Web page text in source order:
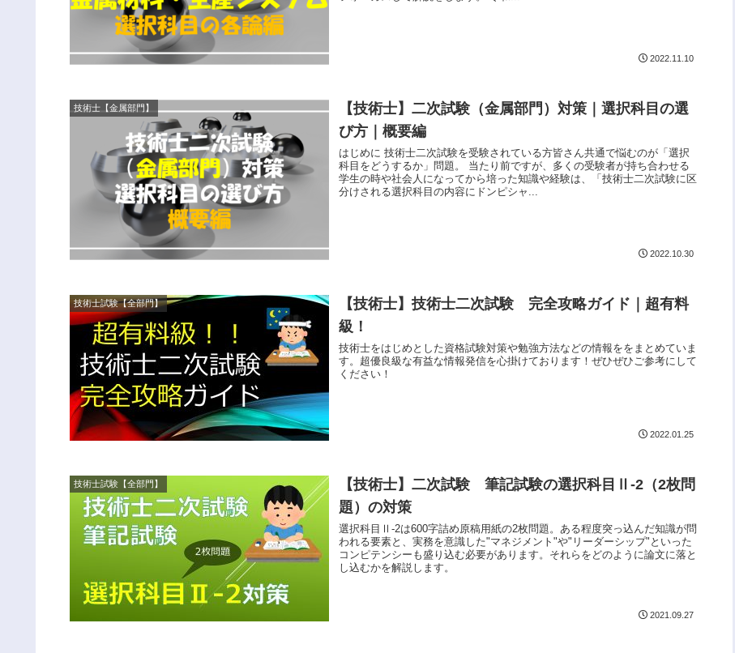
2022.11.10
技術士【金属部門】
【技術士】二次試験（金属部門）対策｜選択科目の選
び方｜概要編
はじめに 技術士二次試験を受験されている方皆さん共通で悩むのが「選択
科目をどうするか」問題。 当たり前ですが、多くの受験者が持ち合わせる
学生の時や社会人になってから培った知識や経験は、「技術士二次試験に区
分けされる選択科目の内容にドンピシャ...
2022.10.30
技術士試験【全部門】
【技術士】技術士二次試験 完全攻略ガイド｜超有料
級！
技術士をはじめとした資格試験対策や勉強方法などの情報ををまとめていま
す。超優良級な有益な情報発信を心掛けております！ぜひぜひご参考にして
ください！
2022.01.25
技術士試験【全部門】
【技術士】二次試験 筆記試験の選択科目Ⅱ-2（2枚問
題）の対策
選択科目Ⅱ-2は600字詰め原稿用紙の2枚問題。ある程度突っ込んだ知識が問
われる要素と、実務を意識した"マネジメント"や"リーダーシップ"といった
コンピテンシーも盛り込む必要があります。それらをどのように論文に落と
し込むかを解説します。
2021.09.27